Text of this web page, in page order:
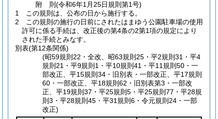
附 則(令和6年1月25日規則第1号)
1
この規則は、公布の日から施行する。
2
この規則の施行の日前にされたはまゆう公園駐車場の使用
許可に係る手続は、改正後の第4条の2第1項の規定により
された手続とみなす。
別表(第12条関係)
(昭59規則22・全改、昭63規則25・平2規則31・平4
規則21・平9規則1・平10規則41・平11規則50・一
部改正、平15規則34・旧別表・一部改正、平17規則
60・一部改正、平18規則62・旧別表第3・一部改
正、平19規則37・平25規則5・平25規則77・平28規
則3・平28規則45・平31規則6・令元規則24・一部
改正)